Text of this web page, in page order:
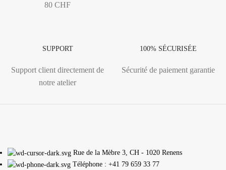
80 CHF
SUPPORT
Support client directement de
notre atelier
100% SÉCURISÉE
Sécurité de paiement garantie
Rue de la Mèbre 3, CH - 1020 Renens
Téléphone : +41 79 659 33 77